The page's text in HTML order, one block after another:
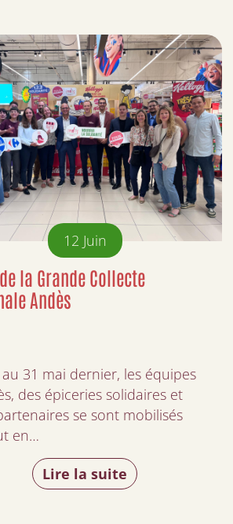
12 Juin
la Grande Collecte
Andès
31 mai dernier, les équipes
des épiceries solidaires et
se sont mobilisés
en…
Lire la suite